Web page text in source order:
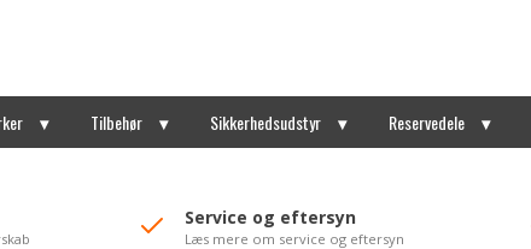
Tilbehør Sikkerhedsudstyr Reservedele
Service og eftersyn
Læs mere om service og eftersyn